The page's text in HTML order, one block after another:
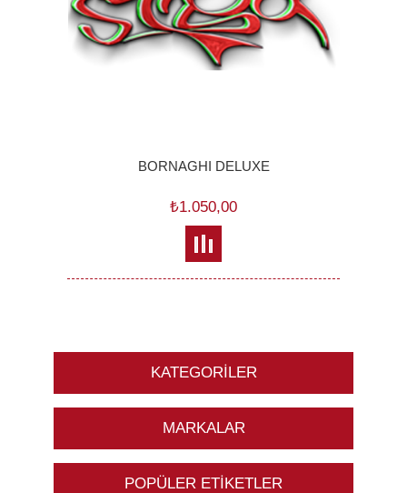
BORNAGHI DELUXE
₺1.050,00
KATEGORILER
MARKALAR
POPÜLER ETIKETLER